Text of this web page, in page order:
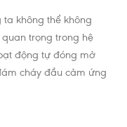
ta không thể không
trọng trong hệ
động tự đóng mở
cháy đầu cảm ứng